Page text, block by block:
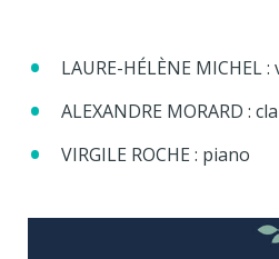
LAURE-HÉLÈNE MICHEL
ALEXANDRE MORARD :
VIRGILE ROCHE : piano